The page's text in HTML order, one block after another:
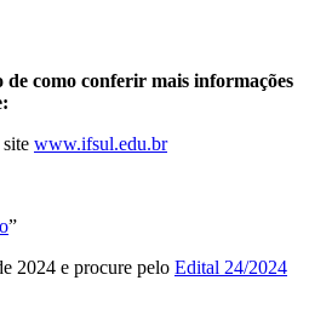
de como conferir mais informações
www.ifsul.edu.br
”
2024 e procure pelo Edital 24/2024